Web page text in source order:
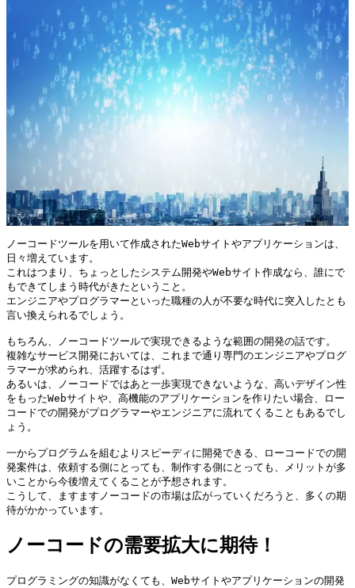
ノーコードツールを用いて作成されたWebサイトやアプリケーションは、
日々増えています。
これはつまり、ちょっとしたシステム開発やWebサイト作成なら、誰にで
もできてしまう時代がきたということ。
エンジニアやプログラマーといった職種の人が不要な時代に突入したとも
言い換えられるでしょう。
もちろん、ノーコードツールで実現できるような範囲の開発の話です。
複雑なサービス開発においては、これまで通り専門のエンジニアやプログ
ラマーが求められ、活躍するはず。
あるいは、ノーコードではあと一歩実現できないような、高いデザイン性
をもったWebサイトや、高機能のアプリケーションを作りたい場合、ロー
コードでの開発がプログラマーやエンジニアに流れてくることもあるでし
ょう。
一からプログラムを組むよりスピーディに開発できる、ローコードでの開
発案件は、依頼する側にとっても、制作する側にとっても、メリットが多
いことから今後増えてくることが予想されます。
こうして、ますますノーコードの市場は広がっていくだろうと、多くの期
待がかかっています。
ノーコードの需要拡大に期待！
プログラミングの知識がなくても、Webサイトやアプリケーションの開発